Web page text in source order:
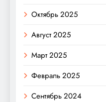
Октябрь 2025
Август 2025
Март 2025
Февраль 2025
Сентябрь 2024